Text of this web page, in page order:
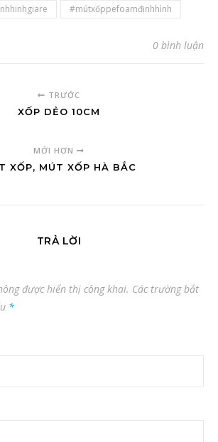
#mútxốppefoamđịnhhình
0 bình luận
TRƯỚC
XỐP DẺO 10CM
MỚI HƠN
XỐP, MÚT XỐP HÀ BẮC
TRẢ LỜI
được hiển thị công khai. Các trường bắt
*